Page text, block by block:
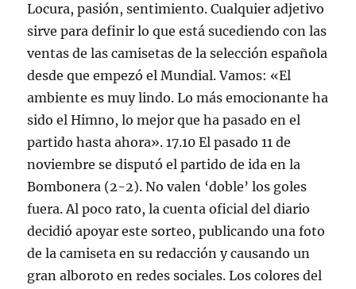
Locura, pasión, sentimiento. Cualquier adjetivo
sirve para definir lo que está sucediendo con las
ventas de las camisetas de la selección española
desde que empezó el Mundial. Vamos: «El
ambiente es muy lindo. Lo más emocionante ha
sido el Himno, lo mejor que ha pasado en el
partido hasta ahora». 17.10 El pasado 11 de
noviembre se disputó el partido de ida en la
Bombonera (2-2). No valen ‘doble’ los goles
fuera. Al poco rato, la cuenta oficial del diario
decidió apoyar este sorteo, publicando una foto
de la camiseta en su redacción y causando un
gran alboroto en redes sociales. Los colores del